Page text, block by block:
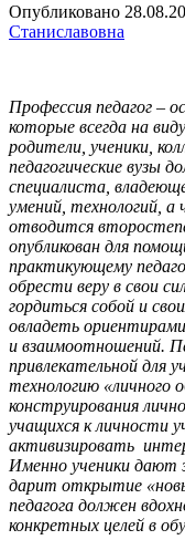
Опубликовано
Станиславовна
Профессия педагог –
которые всегда на
родители, ученики,
педагогические вузы
специалиста,
умений, технологий, а
отводится
опубликован для
практикующему
обрести веру в свои
гордиться собой и
овладеть
и взаимоотношений.
привлекательной для
технологию «личного
конструирования
учащихся к личности
активизировать
Именно ученики дают
дарит открытие
педагога должен
конкретных целей в